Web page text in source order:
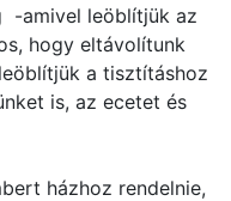
-amivel leöblítjük az
hogy eltávolítunk
a tisztításhoz
is, az ecetet és
házhoz rendelnie,